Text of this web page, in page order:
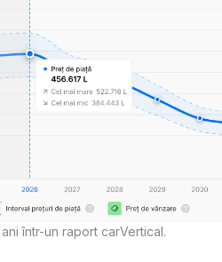
într-un raport carVertical.